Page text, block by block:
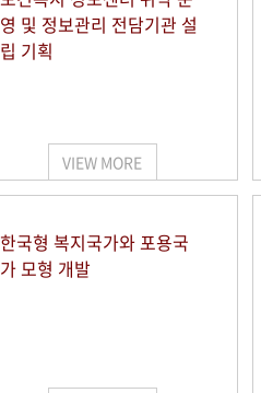
영 및 정보관리 전담기관 설
립 기획
VIEW MORE
한국형 복지국가와 포용국
가 모형 개발